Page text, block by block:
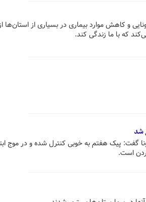
و کاهش موارد بیماری در بسیاری از استان‌ها
که با ما زندگی کند.
گفت: پیک هفتم به خوبی کنترل شده و در موج
است.